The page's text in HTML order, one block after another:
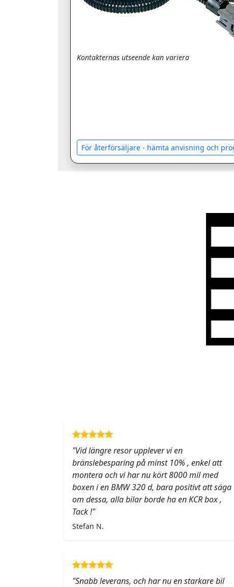
Kontakternas utseende kan variera
För återförsäljare - hämta anvisning och
"Vid längre resor upplever vi en
bränslebesparing på minst 10% , enkel att
montera och vi har nu kört 8000 mil med
boxen i en BMW 320 d, bara positivt att säga
om dessa, alla bilar borde ha en KCR box ,
Tack !"
Stefan N.
"Snabb leverans, och har nu en starkare bil